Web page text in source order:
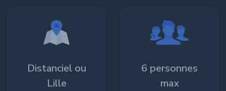
Distanciel ou
Lille
6 personnes
max